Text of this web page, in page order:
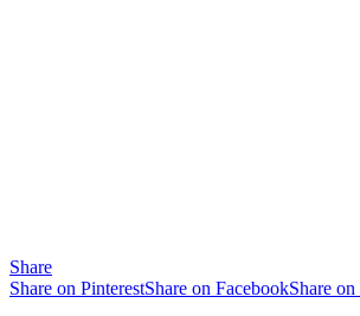
Share
Share on PinterestShare on FacebookShare